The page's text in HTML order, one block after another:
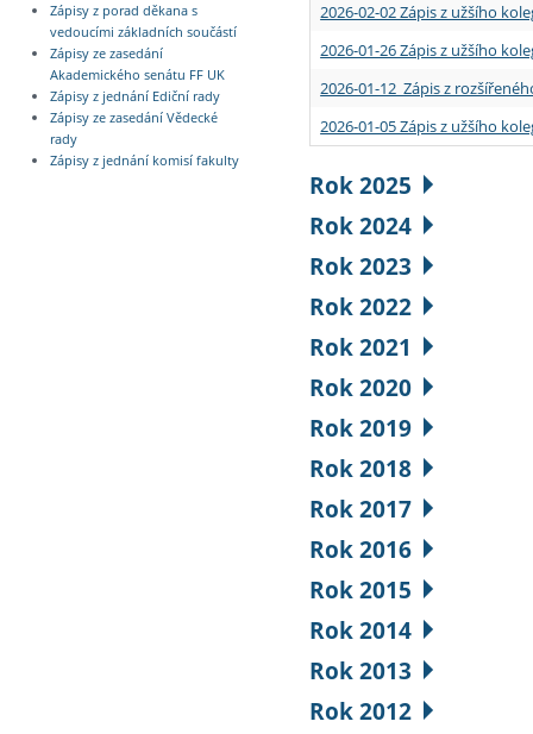
Zápisy z porad děkana s
vedoucími základních součástí
Zápisy ze zasedání
Akademického senátu FF UK
Zápisy z jednání Ediční rady
Zápisy ze zasedání Vědecké
rady
Zápisy z jednání komisí fakulty
2026-02-02 Zápis z užšího
2026-01-26 Zápis z užšího
2026-01-12 Zápis z
2026-01-05 Zápis z užšího
Rok 2025
Rok 2024
Rok 2023
Rok 2022
Rok 2021
Rok 2020
Rok 2019
Rok 2018
Rok 2017
Rok 2016
Rok 2015
Rok 2014
Rok 2013
Rok 2012